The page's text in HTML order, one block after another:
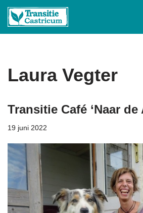
Ga
Laura Vegter
Transitie Café ‘Naar de
19 juni 2022